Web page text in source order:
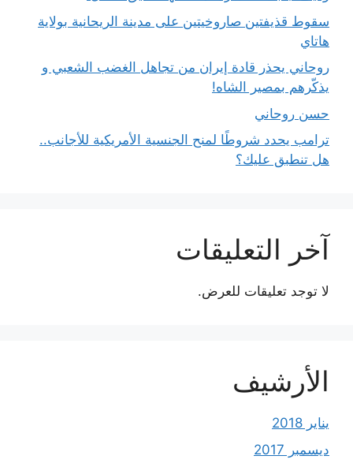
سقوط قذيفتين صاروخيتين على مدينة الريحانية بولاية
هاتاي
روحاني يحذر قادة إيران من تجاهل الغضب الشعبي و
يذكّرهم بمصير الشاه!
حسن روحاني
ترامب يحدد شروطًا لمنح الجنسية الأمريكية للأجانب..
هل تنطبق عليك؟
آخر التعليقات
لا توجد تعليقات للعرض.
الأرشيف
يناير 2018
ديسمبر 2017